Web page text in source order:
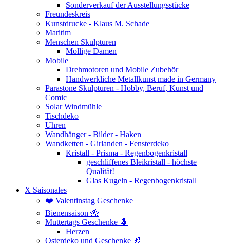
Sonderverkauf der Ausstellungsstücke
Freundeskreis
Kunstdrucke - Klaus M. Schade
Maritim
Menschen Skulpturen
Mollige Damen
Mobile
Drehmotoren und Mobile Zubehör
Handwerkliche Metallkunst made in Germany
Parastone Skulpturen - Hobby, Beruf, Kunst und
Comic
Solar Windmühle
Tischdeko
Uhren
Wandhänger - Bilder - Haken
Wandketten - Girlanden - Fensterdeko
Kristall - Prisma - Regenbogenkristall
geschliffenes Bleikristall - höchste
Qualität!
Glas Kugeln - Regenbogenkristall
X Saisonales
❤️ Valentinstag Geschenke
Bienensaison 🐝
Muttertags Geschenke 🤱
Herzen
Osterdeko und Geschenke 🐰